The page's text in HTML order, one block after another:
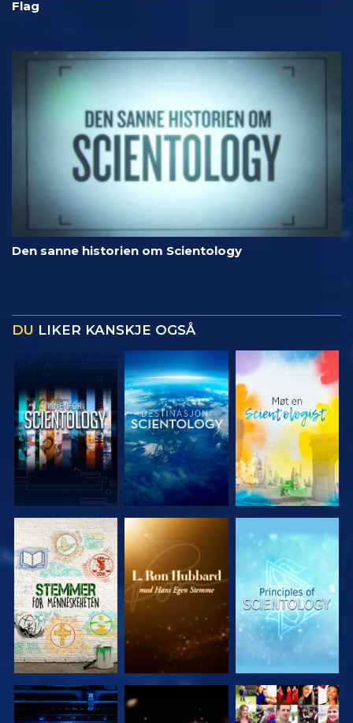
Flag
Den sanne historien om Scientology
DU LIKER KANSKJE OGSÅ
UTFORSK
SERIEN
UTFORSK
SERIEN
UTFORSK
SERIEN